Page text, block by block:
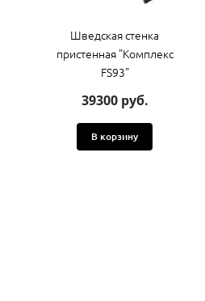
Шведская стенка
пристенная "Комплекс
FS93"
39300 руб.
В корзину